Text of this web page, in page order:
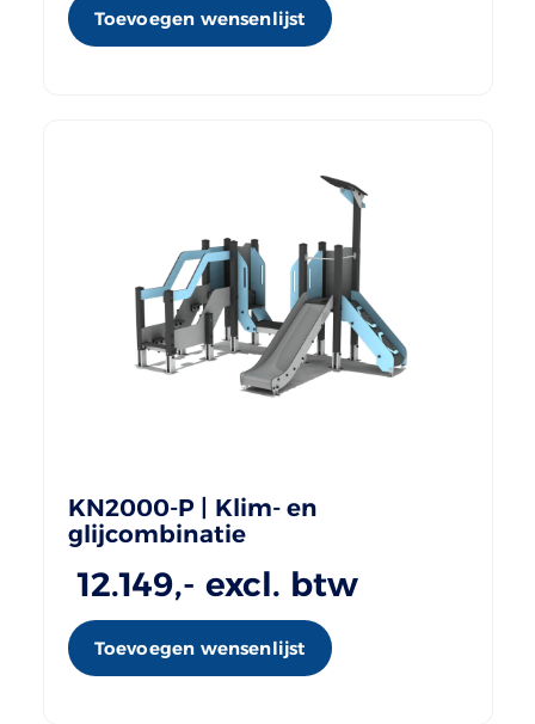
Toevoegen wensenlijst
KN2000-P | Klim- en
glijcombinatie
12.149,- excl. btw
Toevoegen wensenlijst